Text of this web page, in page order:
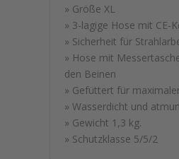
» Größe XL
» 3-lagige Hose mit CE-
» Sicherheit für
» Hose mit
den Beinen
» Gefüttert für
» Wasserdicht und
» Gewicht 1,3 kg.
» Schutzklasse 5/5/2